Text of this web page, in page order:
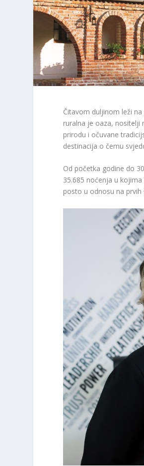
Čitavom duljinom leži
ruralna je oaza, nositelji
prirodu i očuvane
destinacija o čemu
Od početka godine do
35.685 noćenja u
posto u odnosu na prvih